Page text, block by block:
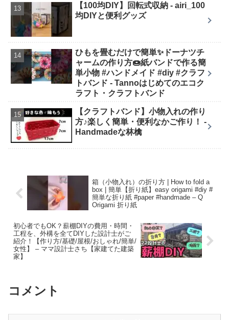
【100均DIY】回転式収納 - airi_100
均DIYと便利グッズ
ひもを畳むだけで簡単✨ドーナツチ
ャームの作り方🍩紙バンドで作る簡
単小物 #ハンドメイド #diy #クラフ
トバンド - Tannoはじめてのエコク
ラフト・クラフトバンド
【クラフトバンド】小物入れの作り
方♪楽しく簡単・便利なかご作り！ -
Handmadeな林檎
箱（小物入れ）の折り方 | How to fold a
box | 簡単【折り紙】easy origami #diy #
簡単な折り紙 #paper #handmade – Q
Origami 折り紙
初心者でもOK？薪棚DIYの費用・時間・
工程を、外構を全てDIYした設計士がご
紹介！【作り方/基礎/屋根/おしゃれ/簡単/
女性】 – ママ設計士さち【家建てた建築
家】
コメント